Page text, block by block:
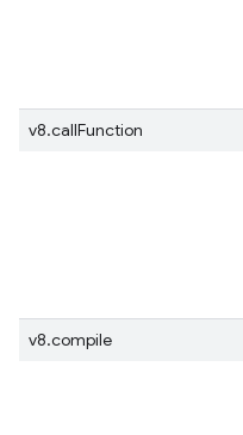
v8.callFunction
v8.compile